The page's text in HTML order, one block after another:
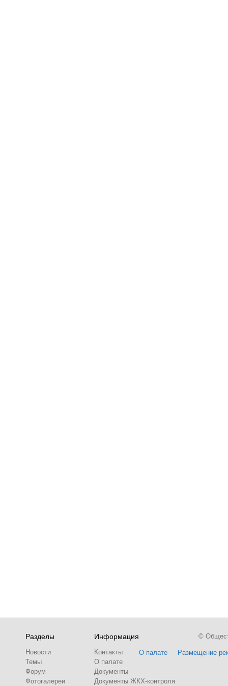
Разделы
Новости
Темы
Форум
Фотогалереи
Информация
Контакты
О палате
Документы
Документы ЖКХ-контроля
О палате Размещение
©